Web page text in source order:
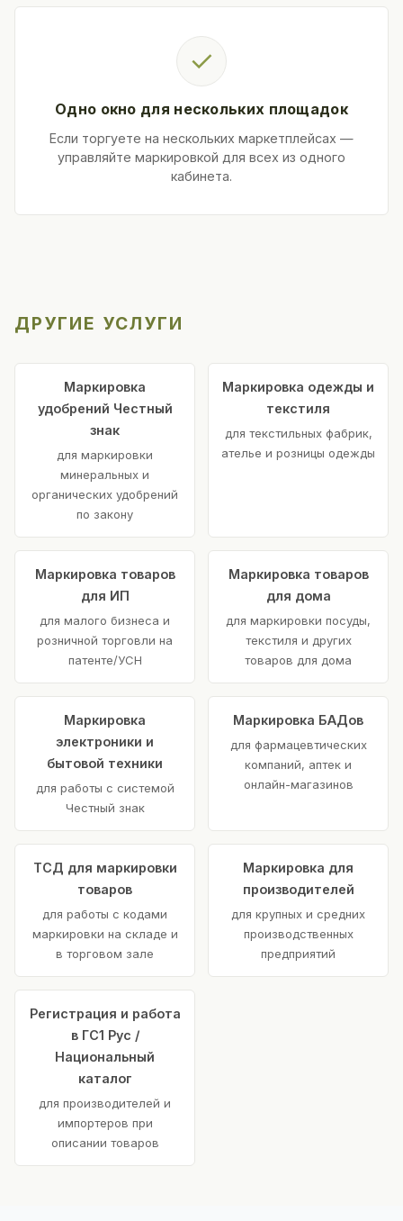
✓
Одно окно для нескольких площадок
Если торгуете на нескольких маркетплейсах —
управляйте маркировкой для всех из одного
кабинета.
ДРУГИЕ УСЛУГИ
Маркировка
удобрений Честный
знак
для маркировки
минеральных и
органических удобрений
по закону
Маркировка одежды и
текстиля
для текстильных фабрик,
ателье и розницы одежды
Маркировка товаров
для ИП
для малого бизнеса и
розничной торговли на
патенте/УСН
Маркировка товаров
для дома
для маркировки посуды,
текстиля и других
товаров для дома
Маркировка
электроники и
бытовой техники
для работы с системой
Честный знак
Маркировка БАДов
для фармацевтических
компаний, аптек и
онлайн-магазинов
ТСД для маркировки
товаров
для работы с кодами
маркировки на складе и
в торговом зале
Маркировка для
производителей
для крупных и средних
производственных
предприятий
Регистрация и работа
в ГС1 Рус /
Национальный
каталог
для производителей и
импортеров при
описании товаров